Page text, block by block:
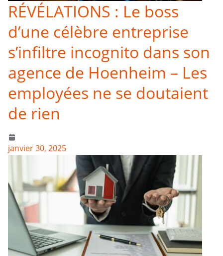
RÉVÉLATIONS : Le boss
d’une célèbre entreprise
s’infiltre incognito dans son
agence de Hoenheim – Les
employées ne se doutaient
de rien
janvier 30, 2025